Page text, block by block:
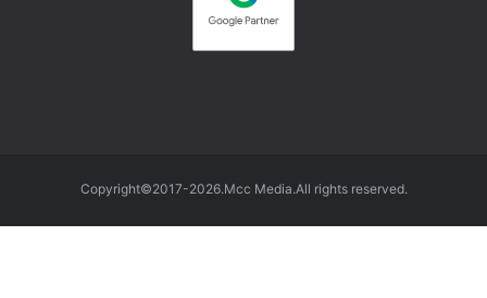
Copyright©2017-2026.Mcc Media.All rights reserved.